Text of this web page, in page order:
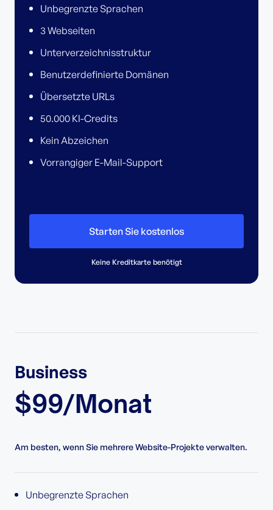
Unbegrenzte Sprachen
3 Webseiten
Unterverzeichnisstruktur
Benutzerdefinierte Domänen
Übersetzte URLs
50.000 KI-Credits
Kein Abzeichen
Vorrangiger E-Mail-Support
Starten Sie kostenlos
Keine Kreditkarte benötigt
Business
$99/Monat
Am besten, wenn Sie mehrere Website-Projekte verwalten.
Unbegrenzte Sprachen